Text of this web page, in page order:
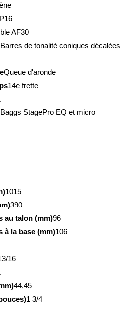
AF30
Barres de tonalité coniques décalées
Queue d'aronde
14e frette
StagePro EQ et micro
1015
390
au talon (mm)96
à la base (mm)106
16
44,45
1 3/4